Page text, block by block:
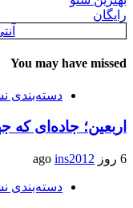
رایگان
You may have missed
دسته‌بندی
اربعین؛ جاده‌ای که
6 روز ago ins2012
دسته‌بندی